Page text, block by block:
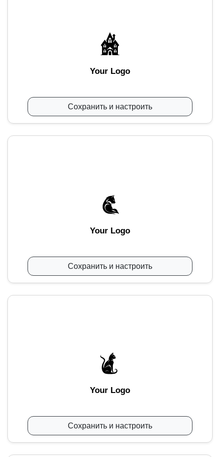
Your Logo
Сохранить и настроить
Your Logo
Сохранить и настроить
Your Logo
Сохранить и настроить